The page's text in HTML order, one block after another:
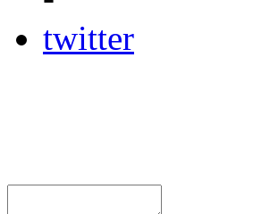
twitter